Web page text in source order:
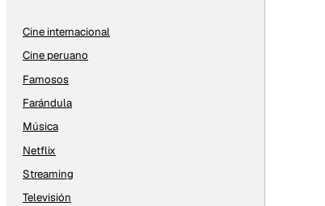
Cine internacional
Cine peruano
Famosos
Farándula
Música
Netflix
Streaming
Televisión